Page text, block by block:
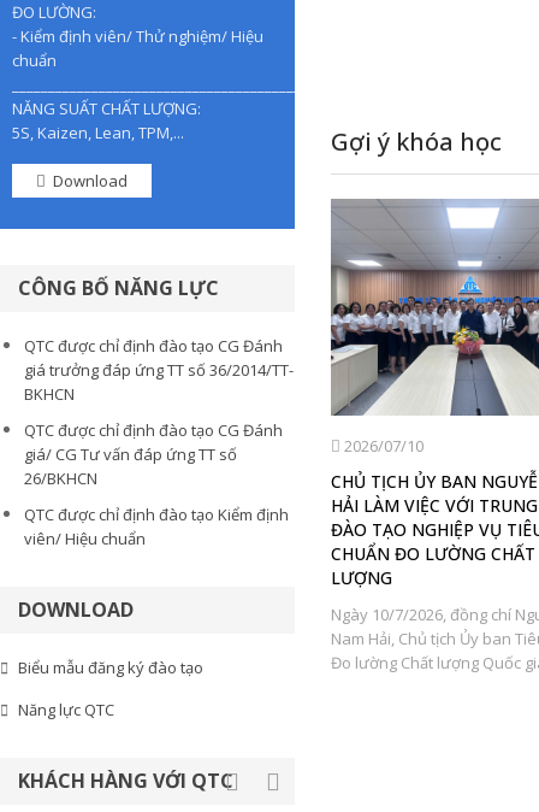
ĐO LƯỜNG:
- Kiểm định viên/ Thử nghiệm/ Hiệu
chuẩn
NĂNG SUẤT CHẤT LƯỢNG:
5S, Kaizen, Lean, TPM,...
Download
CÔNG BỐ NĂNG LỰC
QTC được chỉ định đào tạo CG Đánh
giá trưởng đáp ứng TT số 36/2014/TT-
BKHCN
QTC được chỉ định đào tạo CG Đánh
giá/ CG Tư vấn đáp ứng TT số
26/BKHCN
QTC được chỉ định đào tạo Kiểm định
viên/ Hiệu chuẩn
DOWNLOAD
Biểu mẫu đăng ký đào tạo
Năng lực QTC
KHÁCH HÀNG VỚI QTC
Gợi ý khóa học
2026/07/18
Ứng dụng AI và nền tảng số mở
rộng cơ hội thị trường cho nông
sản Việt Nam
cho Ủy ban Tiêu chuẩn Đo lường
2026/07/10
CHỦ TỊCH ỦY BAN
HẢI LÀM VIỆC VỚI
ĐÀO TẠO NGHIỆP VỤ
CHUẨN ĐO LƯỜNG CHẤT
LƯỢNG
Ngày 10/7/2026, đồng chí
Nam Hải, Chủ tịch Ủy ban
Đo lường Chất lượng Quốc